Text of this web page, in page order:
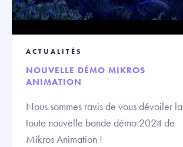
ACTUALITÉS
NOUVELLE DÉMO MIKROS
ANIMATION
Nous sommes ravis de vous dévoiler la
toute nouvelle bande démo 2024 de
Mikros Animation !